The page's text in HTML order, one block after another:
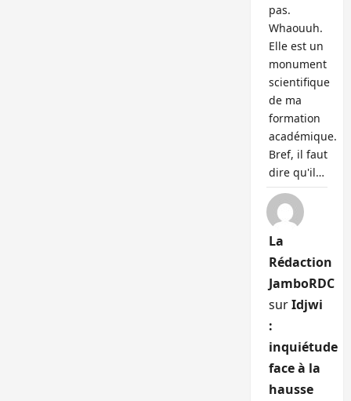
pas.
Whaouuh.
Elle est un
monument
scientifique
de ma
formation
académique.
Bref, il faut
dire qu'il…
La
Rédaction
JamboRDC
surIdjwi
:
inquiétude
face à la
hausse